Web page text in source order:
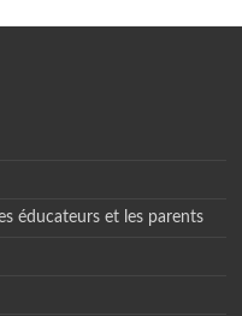
éducateurs et les parents